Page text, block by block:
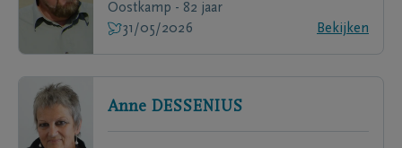
Oostkamp - 82 jaar
31/05/2026
Bekijken
Anne DESSENIUS